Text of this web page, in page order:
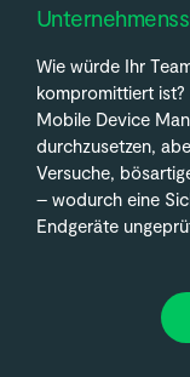
Wie würde Ihr
kompromittiert ist?
Mobile Device
durchzusetzen,
Versuche,
– wodurch eine
Endgeräte